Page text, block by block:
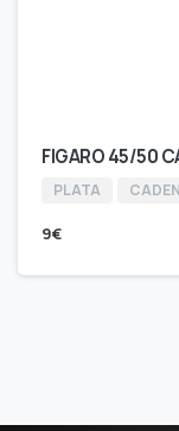
FIGARO 45/50
PLATA
9€